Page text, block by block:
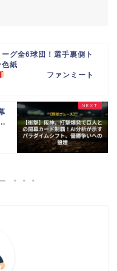
ーグ全6球団！選手裏側ト
色紙
ファンミート